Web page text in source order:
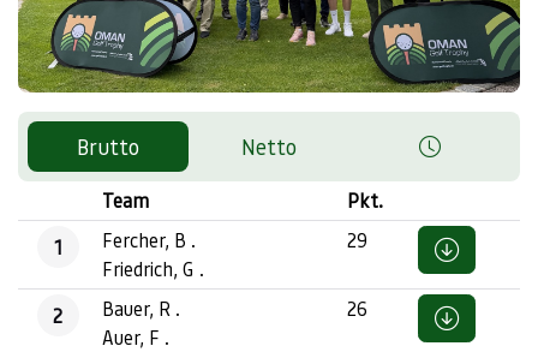
Brutto Netto
Team
Pkt.
1
Fercher, B .
Friedrich, G .
29
2
Bauer, R .
Auer, F .
26